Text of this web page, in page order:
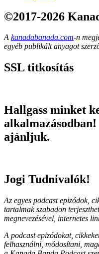
©2017-2026
A kanadabanada.com-n
egyéb publikált anyagot
SSL titkosítás
Hallgass minket
ajánljuk.
Jogi Tudnivalók!
Az egyes podcast epizódok,
tartalmak szabadon
megnevezésével, internetes
A podcast epizódokat,
felhasználni, módosítani,